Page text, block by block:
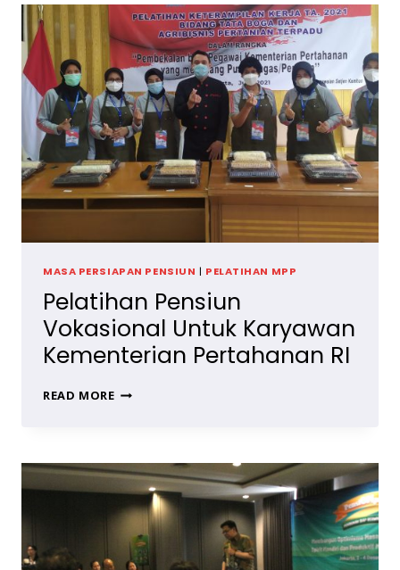
KARYAWAN
PT
MITSUBISHI
MKKSI
MASA PERSIAPAN PENSIUN | PELATIHAN MPP
Pelatihan Pensiun
Vokasional Untuk Karyawan
Kementerian Pertahanan RI
READ MOREPELATIHAN
KARYAWAN
KEMENTERIAN
PERTAHANAN
RI